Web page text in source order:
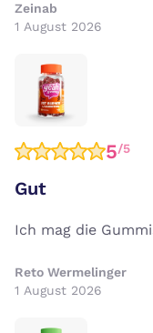
Zeinab
1 August 2026
5/5
Gut
Ich mag die
Reto Wermelinger
1 August 2026